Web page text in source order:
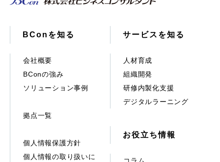
BConを知る
会社概要
BConの強み
ソリューション事例
拠点一覧
個人情報保護方針
個人情報の取り扱いに
サービスを知る
人材育成
組織開発
研修内製化支援
デジタルラーニング
お役立ち情報
コラム